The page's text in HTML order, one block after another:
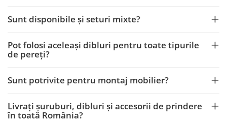
Solutii profesionale pentru
Solutii professionale pentru
spalatorii auto
Sunt disponibile și seturi mixte?
Pot folosi aceleași dibluri pentru toate tipurile
de pereți?
Sunt potrivite pentru montaj mobilier?
Livrați șuruburi, dibluri și accesorii de prindere
în toată România?